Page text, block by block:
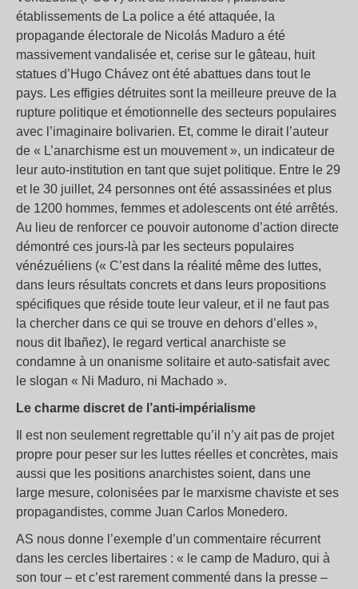
établissements de La police a été attaquée, la
propagande électorale de Nicolás Maduro a été
massivement vandalisée et, cerise sur le gâteau, huit
statues d’Hugo Chávez ont été abattues dans tout le
pays. Les effigies détruites sont la meilleure preuve de la
rupture politique et émotionnelle des secteurs populaires
avec l’imaginaire bolivarien. Et, comme le dirait l’auteur
de « L’anarchisme est un mouvement », un indicateur de
leur auto-institution en tant que sujet politique. Entre le 29
et le 30 juillet, 24 personnes ont été assassinées et plus
de 1200 hommes, femmes et adolescents ont été arrêtés.
Au lieu de renforcer ce pouvoir autonome d’action directe
démontré ces jours-là par les secteurs populaires
vénézuéliens (« C’est dans la réalité même des luttes,
dans leurs résultats concrets et dans leurs propositions
spécifiques que réside toute leur valeur, et il ne faut pas
la chercher dans ce qui se trouve en dehors d’elles »,
nous dit Ibañez), le regard vertical anarchiste se
condamne à un onanisme solitaire et auto-satisfait avec
le slogan « Ni Maduro, ni Machado ».
Le charme discret de l’anti-impérialisme
Il est non seulement regrettable qu’il n’y ait pas de projet
propre pour peser sur les luttes réelles et concrètes, mais
aussi que les positions anarchistes soient, dans une
large mesure, colonisées par le marxisme chaviste et ses
propagandistes, comme Juan Carlos Monedero.
AS nous donne l’exemple d’un commentaire récurrent
dans les cercles libertaires : « le camp de Maduro, qui à
son tour – et c’est rarement commenté dans la presse –